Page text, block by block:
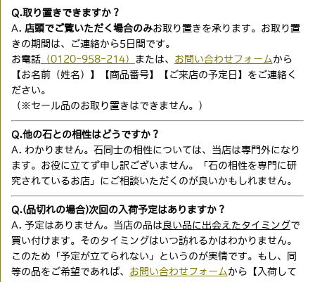
Q.取り置きできますか？
A. 店頭でご覧いただく場合のみお取り置きを承ります。お取り置
きの期間は、ご連絡から5日間です。
お電話（0120-958-214） または、 お問い合わせフォーム から
【お名前（姓名）】【商品番号】【ご来店の予定日】をご連絡く
ださい。
（※セール品のお取り置きはできません。）
Q.他の石との相性はどうですか？
A. わかりません。石同士の相性については、当店は専門外になり
ます。お役に立てず申し訳ございません。「石の相性を専門に研
究されているお店」にご相談いただくのが良いかもしれません。
Q.(品切れの場合)次回の入荷予定はありますか？
A. 予定はありません。当店の品は 良い品に出会えたタイミングで
買い付けます。そのタイミングはいつ訪れるかはわかりません。
このため「予定が立てられない」というのが実情です。もし、同
等の品をご希望であれば、 お問い合わせフォーム から【入荷して